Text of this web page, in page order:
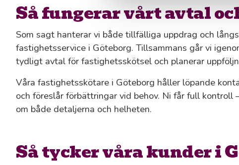
Så fungerar vårt avtal
Som sagt hanterar vi både tillfälliga uppdrag och
fastighetsservice i Göteborg. Tillsammans går vi
tydligt avtal för fastighetsskötsel och planerar
Våra fastighetsskötare i Göteborg håller löpande
och föreslår förbättringar vid behov. Ni får full kontroll
om både detaljerna och helheten.
Så tycker våra kunder i